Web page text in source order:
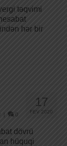
təqvimi
hər bir
17
FEV 2020
| 0
dövrü
hüquqi